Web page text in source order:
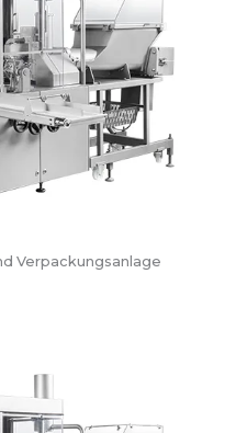
Verpackungsanlage